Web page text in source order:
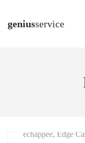
geniusservice
buying, Cat A,
echappee, Edge